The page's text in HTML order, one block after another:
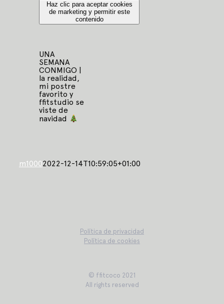
Haz clic para aceptar cookies
de marketing y permitir este
contenido
UNA
SEMANA
CONMIGO |
la realidad,
mi postre
favorito y
ffitstudio se
viste de
navidad
m10002022-12-14T10:59:05+01:00
Política de privacidad
Política de cookies
© ffitcoco 2021
All rights reserved